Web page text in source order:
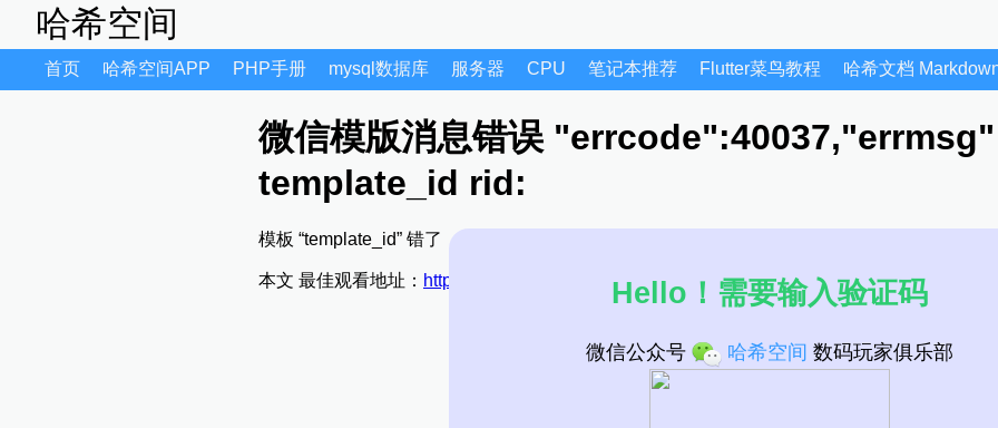
哈希空间
首页 哈希空间APP PHP手册 mysql数据库 服务器 CPU 笔记本推荐 Flutter菜鸟教程 哈希文档
微信模版消息错误
template_id rid:
模板 “template_id” 错了，直接复制粘贴，不要少了。
本文 最佳观看地址： https://www.hashspace.cn/wechat-40037.html阅读 1640
Hello！需要输入验证码
微信公众号 哈希空间 数码玩家俱乐部